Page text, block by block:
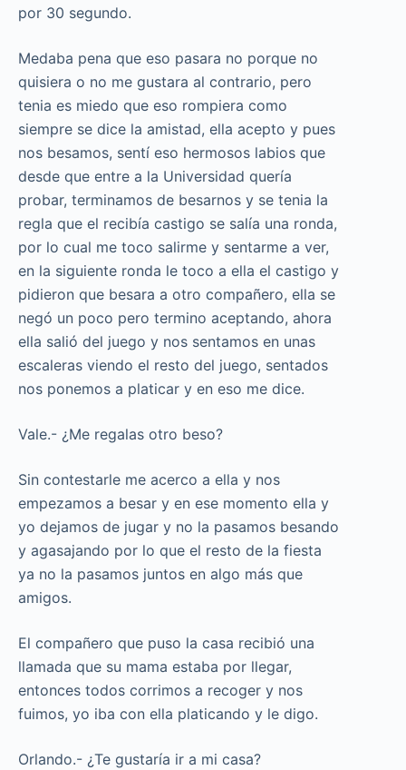
por 30 segundo.
Medaba pena que eso pasara no porque no
quisiera o no me gustara al contrario, pero
tenia es miedo que eso rompiera como
siempre se dice la amistad, ella acepto y pues
nos besamos, sentí eso hermosos labios que
desde que entre a la Universidad quería
probar, terminamos de besarnos y se tenia la
regla que el recibía castigo se salía una ronda,
por lo cual me toco salirme y sentarme a ver,
en la siguiente ronda le toco a ella el castigo y
pidieron que besara a otro compañero, ella se
negó un poco pero termino aceptando, ahora
ella salió del juego y nos sentamos en unas
escaleras viendo el resto del juego, sentados
nos ponemos a platicar y en eso me dice.
Vale.- ¿Me regalas otro beso?
Sin contestarle me acerco a ella y nos
empezamos a besar y en ese momento ella y
yo dejamos de jugar y no la pasamos besando
y agasajando por lo que el resto de la fiesta
ya no la pasamos juntos en algo más que
amigos.
El compañero que puso la casa recibió una
llamada que su mama estaba por llegar,
entonces todos corrimos a recoger y nos
fuimos, yo iba con ella platicando y le digo.
Orlando.- ¿Te gustaría ir a mi casa?